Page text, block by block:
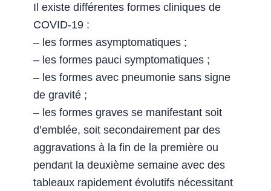
Il existe différentes formes cliniques de
COVID-19 :
‒ les formes asymptomatiques ;
‒ les formes pauci symptomatiques ;
‒ les formes avec pneumonie sans signe
de gravité ;
‒ les formes graves se manifestant soit
d’emblée, soit secondairement par des
aggravations à la fin de la première ou
pendant la deuxième semaine avec des
tableaux rapidement évolutifs nécessitant